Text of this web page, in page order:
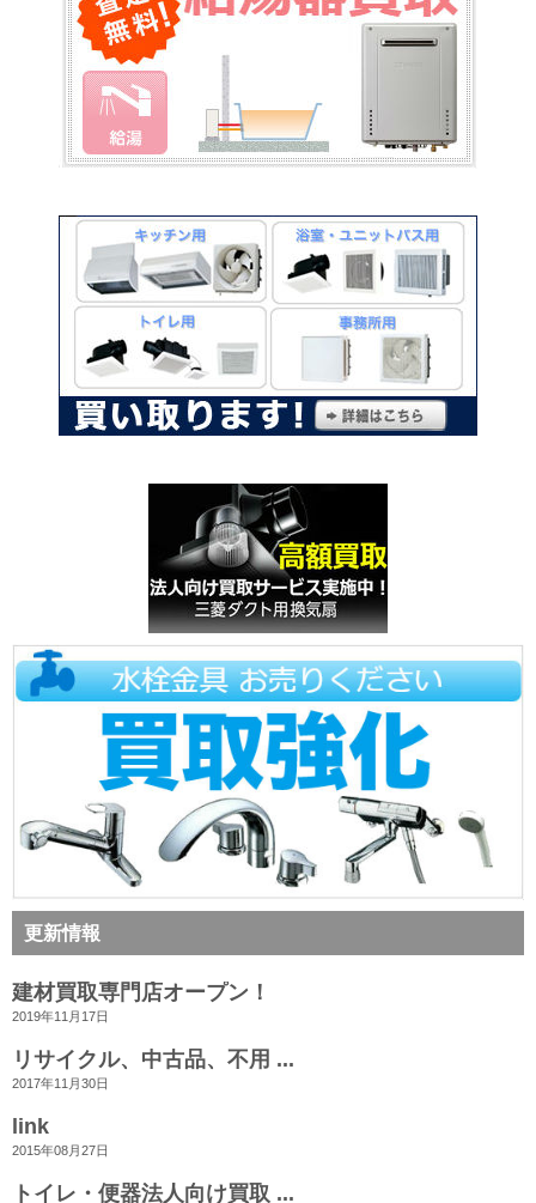
更新情報
建材買取専門店オープン！
2019年11月17日
リサイクル、中古品、不用 ...
2017年11月30日
link
2015年08月27日
トイレ・便器法人向け買取 ...